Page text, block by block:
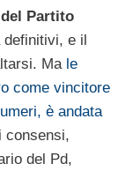
Partito
definitivi, e il
Ma le
come vincitore
è andata
consensi,
del Pd,